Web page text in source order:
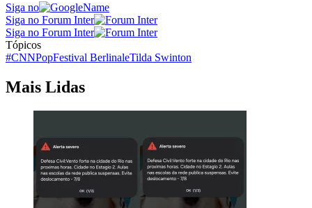
Siga no
Siga no Forum Inter
Siga no Forum Inter
Tópicos
#CNNPopFestival BerlinaleTilda Swinton
Mais Lidas